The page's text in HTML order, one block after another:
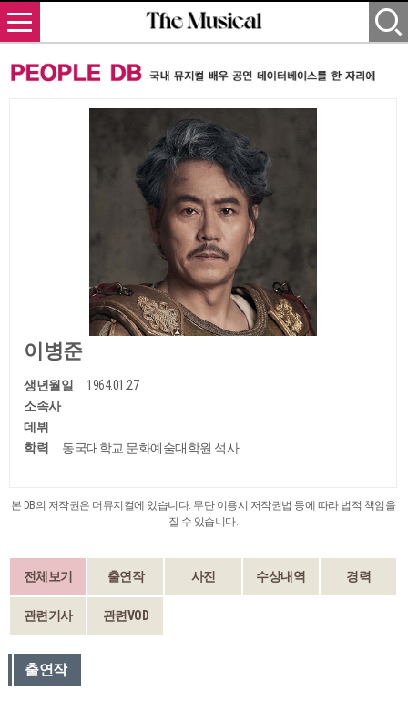
이병준
생년월일
1964.01.27
소속사
데뷔
학력
동국대학교 문화예술대학원 석사
본 DB의 저작권은 더뮤지컬에 있습니다. 무단 이용시 저작권법 등에 따라 법적 책임을
질 수 있습니다.
전체보기 출연작 사진 수상내역 경력
관련기사 관련VOD
출연작